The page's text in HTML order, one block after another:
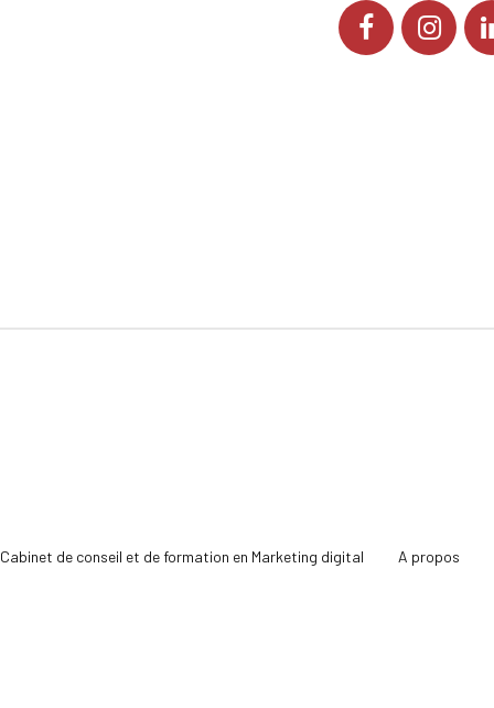
Cabinet de conseil et de formation en Marketing digital A propos